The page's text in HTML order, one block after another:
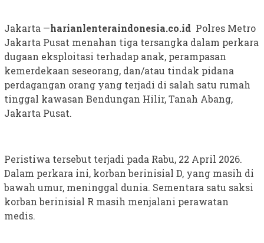
Jakarta —harianlenteraindonesia.co.id Polres Metro
Jakarta Pusat menahan tiga tersangka dalam perkara
dugaan eksploitasi terhadap anak, perampasan
kemerdekaan seseorang, dan/atau tindak pidana
perdagangan orang yang terjadi di salah satu rumah
tinggal kawasan Bendungan Hilir, Tanah Abang,
Jakarta Pusat.
Peristiwa tersebut terjadi pada Rabu, 22 April 2026.
Dalam perkara ini, korban berinisial D, yang masih di
bawah umur, meninggal dunia. Sementara satu saksi
korban berinisial R masih menjalani perawatan
medis.